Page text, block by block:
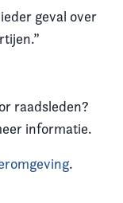
geval over
raadsleden?
informatie.
.